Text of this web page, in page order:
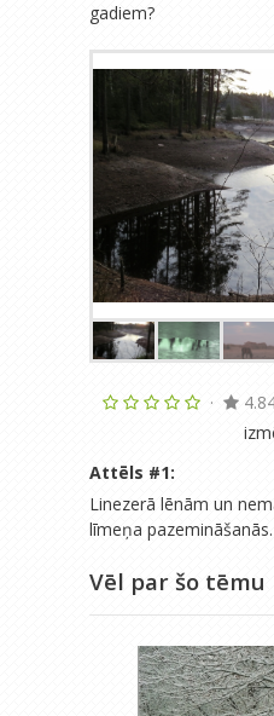
gadiem?
·
Attēls #1:
Linezerā lēnām un
līmeņa pazemināšanās.
Vēl par šo tēmu